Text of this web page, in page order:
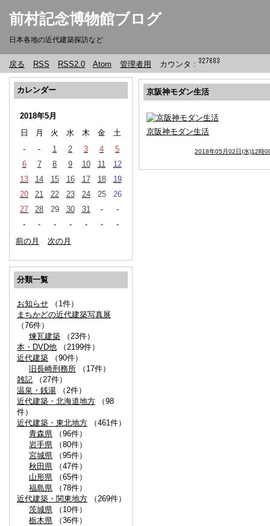
前村記念博物館ブログ
日本各地の近代建築探訪など
戻る RSS RSS2.0 Atom 管理者用 カウンタ :
カレンダー
2018年5月
日
月 火 水 木 金
土
-
- 1 2 3 4
5
6
7 8 9 10 11
12
13
14 15 16 17 18
19
20
21 22 23 24 25
26
27
28 29 30 31 -
-
-
- - - - -
-
前の月
次の月
分類一覧
お知らせ （1件）
まちかどの近代建築写真展
（76件）
煉瓦建築 （23件）
本・DVD他 （2199件）
近代建築 （90件）
旧長崎刑務所 （17件）
雑記 （27件）
温泉・銭湯 （2件）
近代建築・北海道地方 （98
件）
近代建築・東北地方 （461件）
青森県 （96件）
岩手県 （80件）
宮城県 （95件）
秋田県 （47件）
山形県 （65件）
福島県 （78件）
近代建築・関東地方 （269件）
茨城県 （10件）
栃木県 （36件）
京阪神モダン生活
京阪神モダン生活
2018年05月02日(水)12時